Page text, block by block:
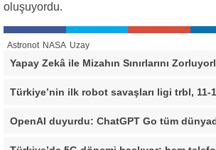
oluşuyordu.
Astronot NASA Uzay